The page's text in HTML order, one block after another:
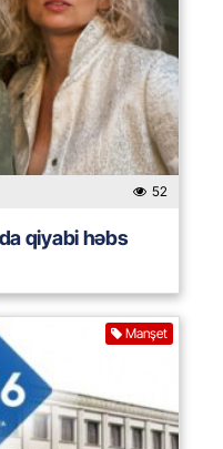
52
qiyabi həbs
Manşet